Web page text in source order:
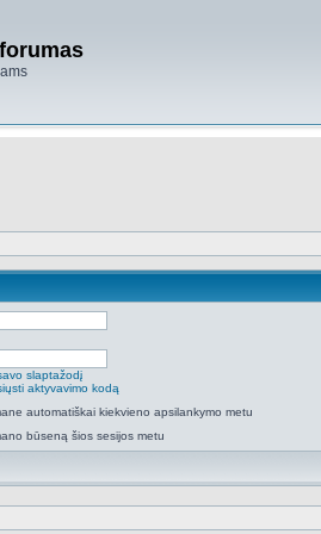
slaptažodį
aktyvavimo kodą
automatiškai kiekvieno apsilankymo metu
būseną šios sesijos metu